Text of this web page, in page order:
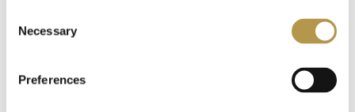
Selection
Necessary
Preferences